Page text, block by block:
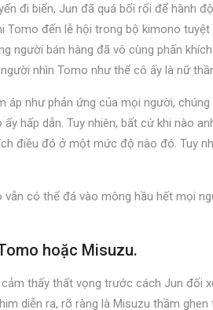
đi biển, Jun đã quá bối rối để hành
Tomo đến lễ hội trong bộ kimono
người bán hàng đã vô cùng phấn
nhìn Tomo như thể cô ấy là nữ
áp như phản ứng của mọi người,
hấp dẫn. Tuy nhiên, bất cứ khi nào
điều đó ở một mức độ nào đó. Tuy
vẫn có thể đá vào mông hầu hết mọi
hoặc Misuzu.
thấy thất vọng trước cách Jun đối
diễn ra, rõ ràng là Misuzu thầm